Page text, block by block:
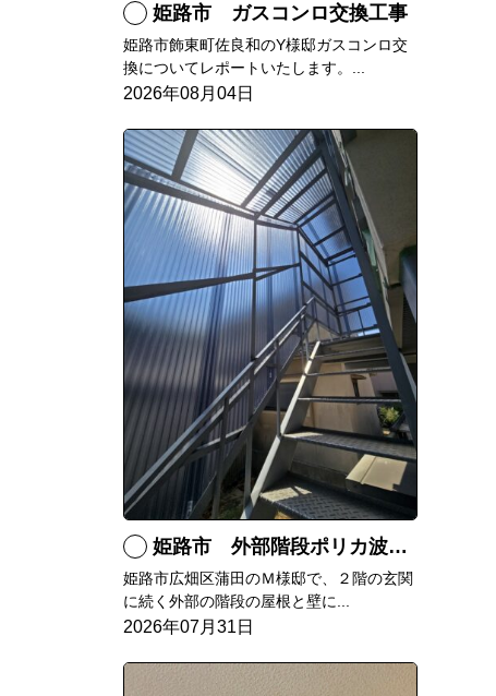
姫路市 ガスコンロ交換工事
姫路市飾東町佐良和のY様邸ガスコンロ交
換についてレポートいたします。...
2026年08月04日
姫路市 外部階段ポリカ波板張替工事
姫路市広畑区蒲田のＭ様邸で、２階の玄関
に続く外部の階段の屋根と壁に...
2026年07月31日